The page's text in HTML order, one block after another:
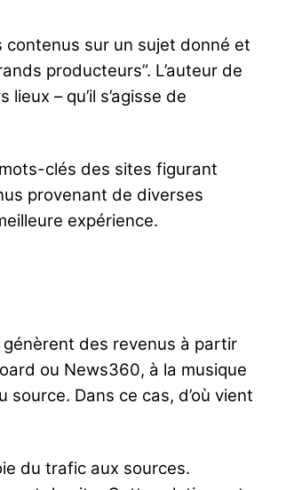
contenus sur un sujet donné et
producteurs”. L’auteur de
– qu’il s’agisse de
clés des sites figurant
provenant de diverses
expérience.
des revenus à partir
ou News360, à la musique
Dans ce cas, d’où vient
du trafic aux sources.